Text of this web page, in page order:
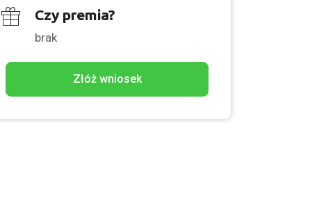
Czy premia?
brak
Złóż wniosek